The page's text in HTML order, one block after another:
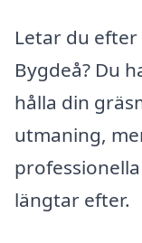
Letar du
Bygdeå? Du
hålla din
utmaning,
längtar efter.